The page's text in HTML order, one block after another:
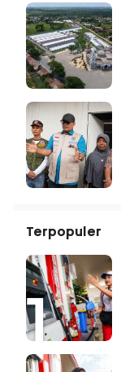
Terpopuler